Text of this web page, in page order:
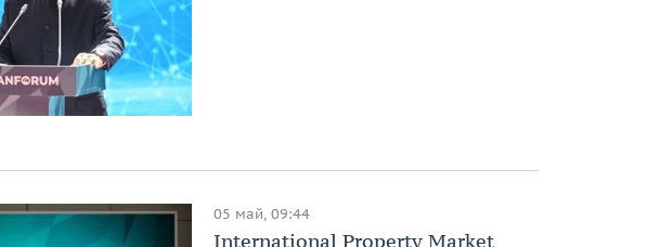
05 май, 09:44
International Property Market